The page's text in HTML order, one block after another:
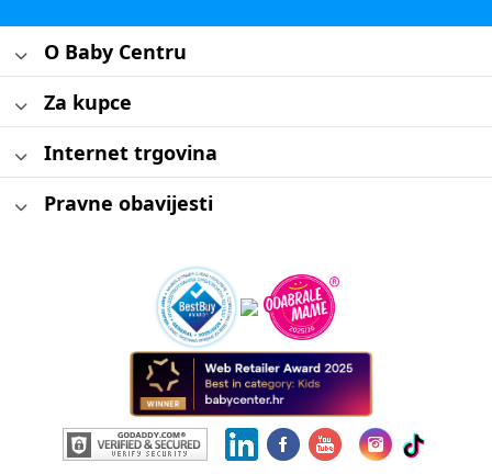
O Baby Centru
Za kupce
Internet trgovina
Pravne obavijesti